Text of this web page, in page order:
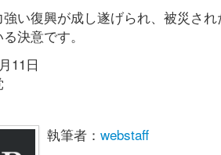
い復興が成し遂げられ、被災さ
決意です。
11日
執筆者： webstaff